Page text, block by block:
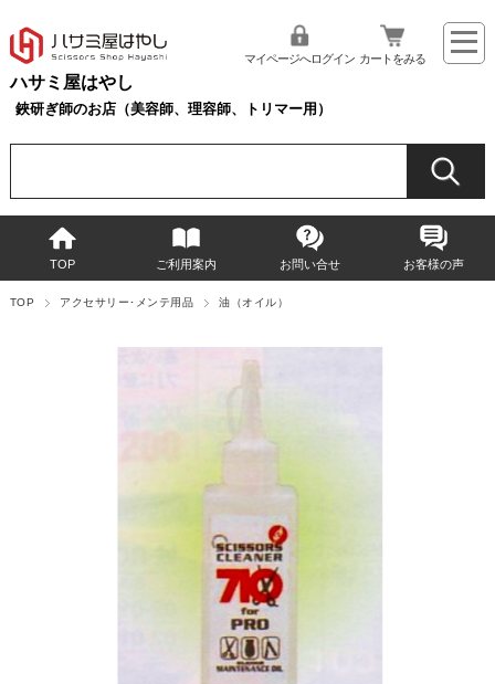
ハサミ屋はやし
鋏研ぎ師のお店（美容師、理容師、トリマー用）
マイページへログイン カートをみる
TOP ご利用案内 お問い合せ お客様の声
TOP アクセサリー･メンテ用品 油（オイル）